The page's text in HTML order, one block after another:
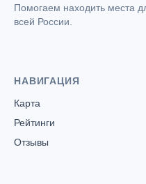
Помогаем находить места
всей России.
НАВИГАЦИЯ
Карта
Рейтинги
Отзывы